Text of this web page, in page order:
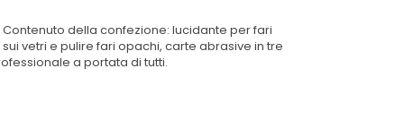
della confezione: lucidante per fari
vetri e pulire fari opachi, carte abrasive in tre
a portata di tutti.